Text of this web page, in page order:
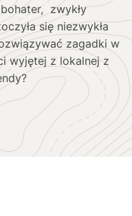
zwykły
się niezwykła
zagadki w
wyjętej z lokalnej z